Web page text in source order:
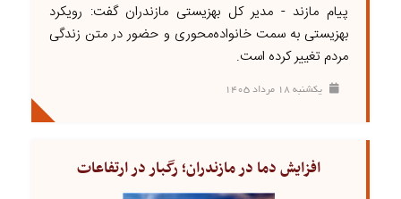
پیام مازند - مدیر کل بهزیستی مازندران گفت: رویکرد
بهزیستی به سمت خانواده‌محوری و حضور در متن زندگی
مردم تغییر کرده است.
يکشنبه ۱۸ مرداد ۱۴۰۵
افزایش دما در مازندران؛ رگبار در ارتفاعات